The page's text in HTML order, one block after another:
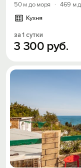
50 м до моря
· 469 м
Кухня
за 1 сутки
3 300 руб.